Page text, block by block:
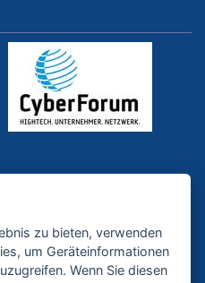
zu bieten, verwenden
um Geräteinformationen
Wenn Sie diesen